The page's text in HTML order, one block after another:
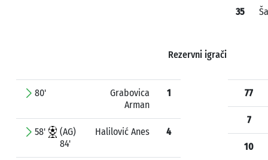
35
Rezervni igrači
80'
Grabovica
Arman
1
58'
(AG)
84'
Halilović Anes 4
77
7
10